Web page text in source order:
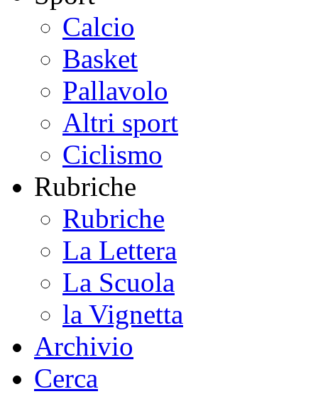
Calcio
Basket
Pallavolo
Altri sport
Ciclismo
Rubriche
Rubriche
La Lettera
La Scuola
la Vignetta
Archivio
Cerca